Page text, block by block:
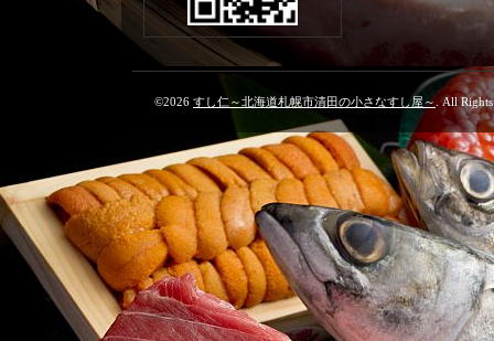
©2026 すし仁～北海道札幌市清田の小さなすし屋～ . All